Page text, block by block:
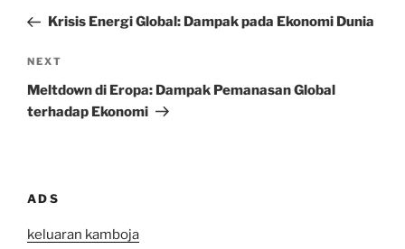
PostKrisis Energi Global: Dampak pada Ekonomi Dunia
Next
Post
NEXT
Meltdown di Eropa: Dampak Pemanasan Global
terhadap Ekonomi
ADS
keluaran kamboja